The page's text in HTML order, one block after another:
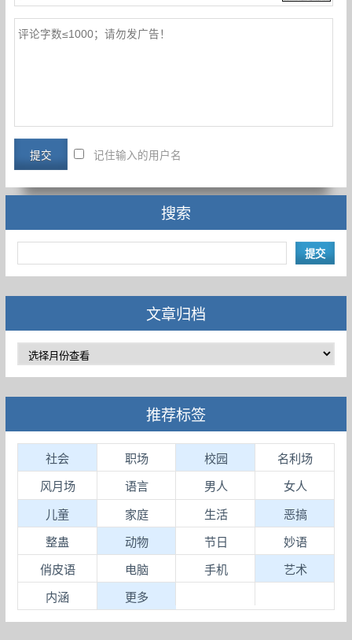
记住输入的用户名
搜索
文章归档
推荐标签
社会 职场 校园 名利场
风月场 语言 男人 女人
儿童 家庭 生活 恶搞
整蛊 动物 节日 妙语
俏皮语 电脑 手机 艺术
内涵 更多